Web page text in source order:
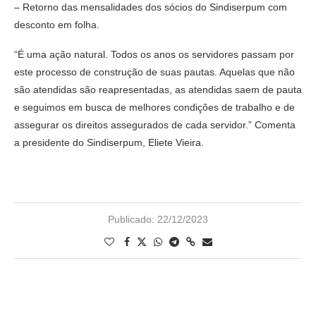
– Retorno das mensalidades dos sócios do Sindiserpum com
desconto em folha.
“É uma ação natural. Todos os anos os servidores passam por
este processo de construção de suas pautas. Aquelas que não
são atendidas são reapresentadas, as atendidas saem de pauta
e seguimos em busca de melhores condições de trabalho e de
assegurar os direitos assegurados de cada servidor.” Comenta
a presidente do Sindiserpum, Eliete Vieira.
Publicado: 22/12/2023